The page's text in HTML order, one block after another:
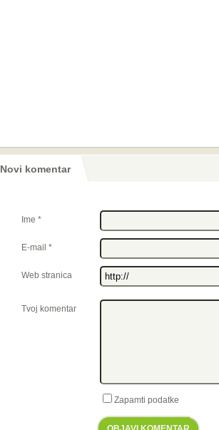
Novi komentar
Ime *
E-mail *
Web stranica
Tvoj komentar
Zapamti podatke